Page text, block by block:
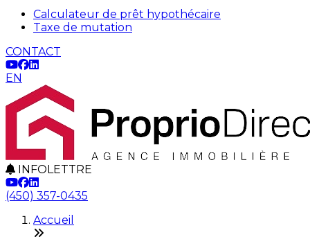
Calculateur de prêt hypothécaire
Taxe de mutation
CONTACT
EN
INFOLETTRE
(450) 357-0435
Accueil